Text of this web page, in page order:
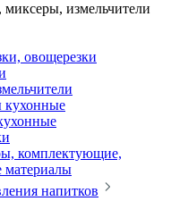
миксеры, измельчители
овощерезки
комплектующие,
материалы
напитков